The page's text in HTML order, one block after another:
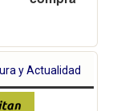
y Actualidad